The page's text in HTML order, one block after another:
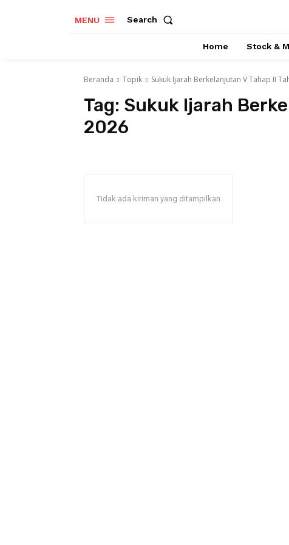
MENU Search
Home Stock &
Beranda Topik Sukuk Ijarah Berkelanjutan V Tahap II
Tag: Sukuk Ijarah
2026
Tidak ada kiriman yang ditampilkan